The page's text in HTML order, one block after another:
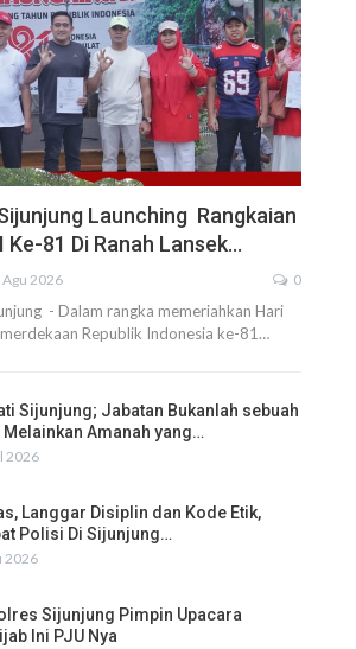
Launching Rangkaian
Ke-81 Di Ranah Lansek…
Agu 2026 0
- Dalam rangka memeriahkan Hari
Republik Indonesia ke-81…
Sijunjung; Jabatan Bukanlah sebuah
Melainkan Amanah yang…
2026
Langgar Disiplin dan Kode Etik,
Polisi Di Sijunjung…
2026
Sijunjung Pimpin Upacara
Ini PJU Nya